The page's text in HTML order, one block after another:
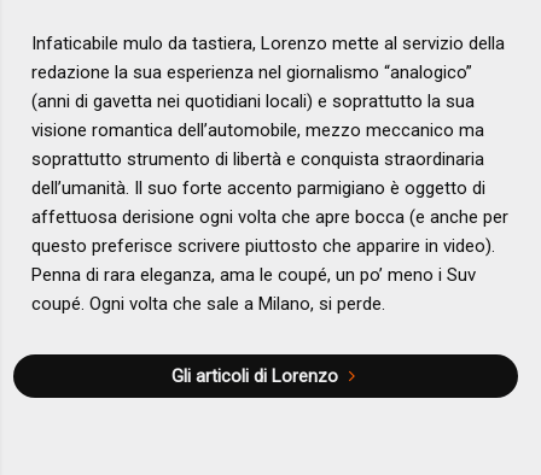
Infaticabile mulo da tastiera, Lorenzo mette al servizio della
redazione la sua esperienza nel giornalismo “analogico”
(anni di gavetta nei quotidiani locali) e soprattutto la sua
visione romantica dell’automobile, mezzo meccanico ma
soprattutto strumento di libertà e conquista straordinaria
dell’umanità. Il suo forte accento parmigiano è oggetto di
affettuosa derisione ogni volta che apre bocca (e anche per
questo preferisce scrivere piuttosto che apparire in video).
Penna di rara eleganza, ama le coupé, un po’ meno i Suv
coupé. Ogni volta che sale a Milano, si perde.
Gli articoli di Lorenzo